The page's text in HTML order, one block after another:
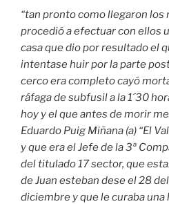
“tan pronto como llegaron
procedió a efectuar con ellos
casa que dio por resultado el
intentase huir por la parte
cerco era completo cayó
ráfaga de subfusil a la 1´30
hoy y el que antes de morir
Eduardo Puig Miñana (a) “El
y que era el Jefe de la 3ª
del titulado 17 sector, que
de Juan esteban dese el 28
diciembre y que le curaba